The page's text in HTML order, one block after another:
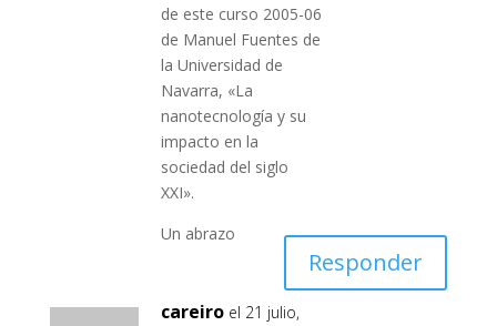
de este curso 2005-06
de Manuel Fuentes de
la Universidad de
Navarra, «La
nanotecnología y su
impacto en la
sociedad del siglo
XXI».
Un abrazo
Responder
careiro el 21 julio,